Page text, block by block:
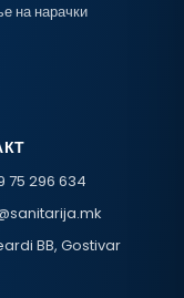
на нарачки
75 296 634
BB, Gostivar